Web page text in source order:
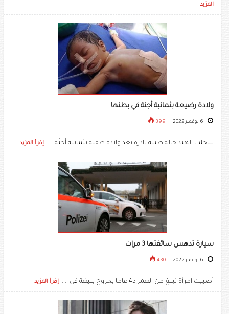
المزيد
ولادة رضيعة بثمانية أجنة في بطنها
399
سجلت الهند حالة طبية نادرة بعد ولادة طفلة بثمانية أجنّة ..... إقرأ المزيد
سيارة تدهس سائقتها 3 مرات
430
أصيبت امرأة تبلغ من العمر 45 عاما بجروح بليغة في ..... إقرأ المزيد